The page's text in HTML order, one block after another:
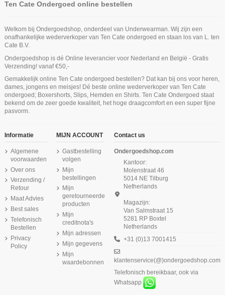
Niet op voorraad
Ten Cate Heren Basics Shorty
Cotton Stretch 2Pack Light Grey
Ten Cate Meisjes Shorts 2Pack
Cotton Stretch Red
€ 19,95
Niet op voorraad
Ten Cate Secrets Singlet Top 2-Way
Dark Navy
Niet op voorraad
Ten Cate Dames Basics Midi Lace
Zwart
Ten Cate Secrets Cotton Top 2-Way
Zwart
Ten Cate Secrets Cotton Midi Brief
Hipster Almond
Niet op voorraad
Ten Cate Heren Basics Classic Brief
Cotton Stretch 2Pack Wit
Ten Cate Meisjes Padded Bra Cotton
Stretch Ash Pink
Ten Cate Ondergoed online bestellen
Welkom bij Ondergoedshop, onderdeel van Underwearman. Wij zijn een
onafhankelijke wederverkoper van Ten Cate ondergoed en staan los van L. ten
Cate B.V.
Ondergoedshop is dé Online leverancier voor Nederland en België - Gratis
Verzending! vanaf €50,-
Gemakkelijk online Ten Cate ondergoed bestellen? Dat kan bij ons voor heren,
dames, jongens en meisjes! Dé beste online wederverkoper van Ten Cate
ondergoed; Boxershorts, Slips, Hemden en Shirts. Ten Cate Ondergoed staat
bekend om de zeer goede kwaliteit, het hoge draagcomfort en een super fijne
pasvorm.
Informatie
Algemene
voorwaarden
Over ons
Verzending /
Retour
Maat Advies
Best sales
Telefonisch
Bestellen
Privacy
Policy
MIJN ACCOUNT
Gastbestelling
volgen
Mijn
bestellingen
Mijn
geretourneerde
producten
Mijn
creditnota's
Mijn adressen
Mijn gegevens
Mijn
waardebonnen
Contact us
Ondergoedshop.com
Kantoor:
Molenstraat 46
5014 NE Tilburg
Netherlands
Magazijn:
Van Salmstraat 15
5281 RP Boxtel
Netherlands
+31 (0)13 7001415
klantenservice(@)ondergoedshop.com
Telefonisch bereikbaar, ook via
Whatsapp